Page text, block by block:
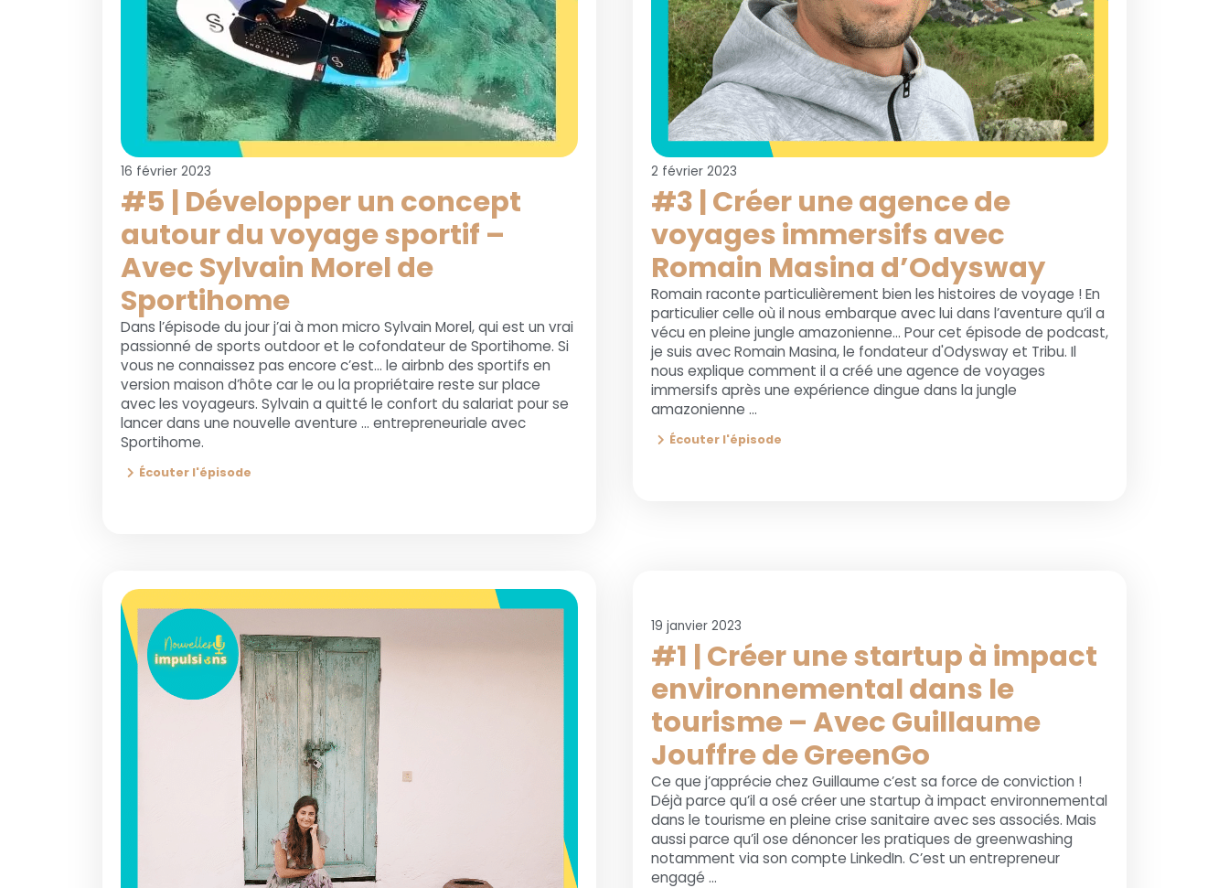
16 février 2023
#5 | Développer un concept
autour du voyage sportif –
Avec Sylvain Morel de
Sportihome
Dans l’épisode du jour j’ai à mon micro Sylvain Morel, qui est un vrai
passionné de sports outdoor et le cofondateur de Sportihome. Si
vous ne connaissez pas encore c’est... le airbnb des sportifs en
version maison d’hôte car le ou la propriétaire reste sur place
avec les voyageurs. Sylvain a quitté le confort du salariat pour se
lancer dans une nouvelle aventure … entrepreneuriale avec
Sportihome.
Écouter l'épisode
2 février 2023
#3 | Créer une agence de
voyages immersifs avec
Romain Masina d’Odysway
Romain raconte particulièrement bien les histoires de voyage ! En
particulier celle où il nous embarque avec lui dans l’aventure qu’il a
vécu en pleine jungle amazonienne... Pour cet épisode de podcast,
je suis avec Romain Masina, le fondateur d'Odysway et Tribu. Il
nous explique comment il a créé une agence de voyages
immersifs après une expérience dingue dans la jungle
amazonienne ...
Écouter l'épisode
19 janvier 2023
#1 | Créer une startup à impact
environnemental dans le
tourisme – Avec Guillaume
Jouffre de GreenGo
Ce que j’apprécie chez Guillaume c’est sa force de conviction !
Déjà parce qu’il a osé créer une startup à impact environnemental
dans le tourisme en pleine crise sanitaire avec ses associés. Mais
aussi parce qu’il ose dénoncer les pratiques de greenwashing
notamment via son compte LinkedIn. C’est un entrepreneur
engagé ...